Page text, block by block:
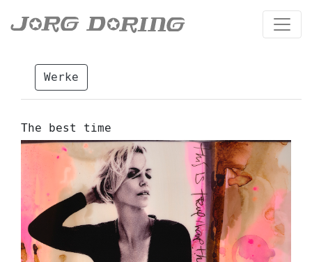
Werke
The best time